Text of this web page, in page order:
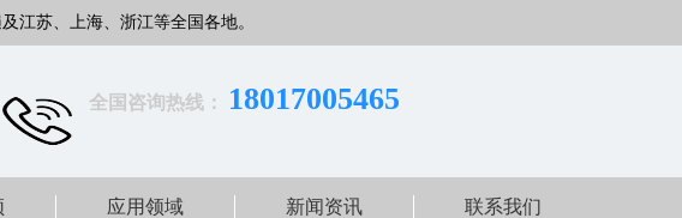
江苏、上海、浙江等全国各地。
全国咨询热线： 18017005465
应用领域 新闻资讯 联系我们